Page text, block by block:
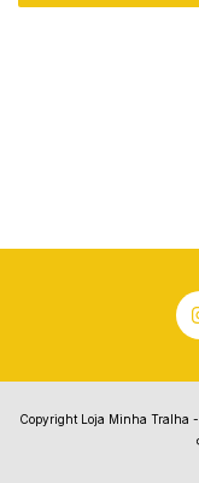
Copyright Loja Minha Tralha -